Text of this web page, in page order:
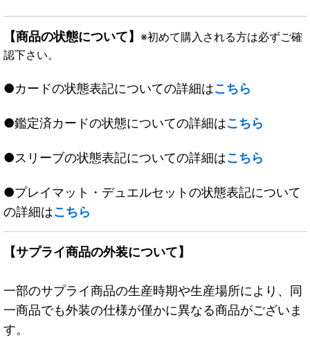
【商品の状態について】 ※初めて購入される方は必ずご確
認下さい。
●カードの状態表記についての詳細はこちら
●鑑定済カードの状態についての詳細はこちら
●スリーブの状態表記についての詳細はこちら
●プレイマット・デュエルセットの状態表記について
の詳細はこちら
【サプライ商品の外装について】
一部のサプライ商品の生産時期や生産場所により、同
一商品でも外装の仕様が僅かに異なる商品がございま
す。